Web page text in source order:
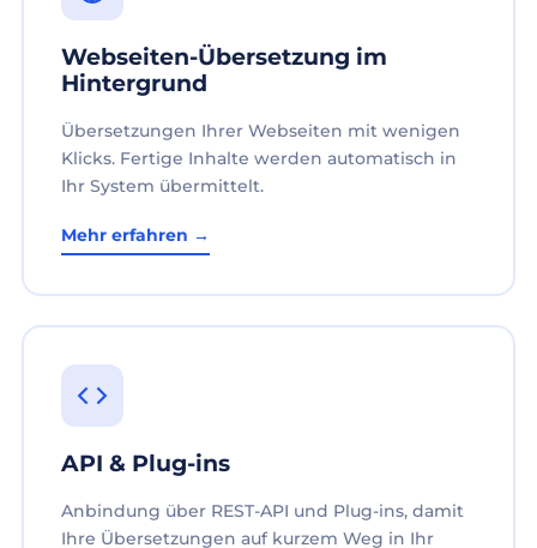
Webseiten-Übersetzung im
Hintergrund
Übersetzungen Ihrer Webseiten mit wenigen
Klicks. Fertige Inhalte werden automatisch in
Ihr System übermittelt.
Mehr erfahren →
API & Plug-ins
Anbindung über REST-API und Plug-ins, damit
Ihre Übersetzungen auf kurzem Weg in Ihr